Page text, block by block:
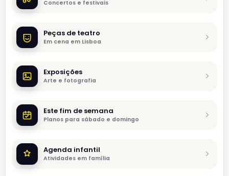
Concertos e festivais
Peças de teatro
Em cena em Lisboa
Exposições
Arte e fotografia
Este fim de semana
Planos para sábado e domingo
Agenda infantil
Atividades em família